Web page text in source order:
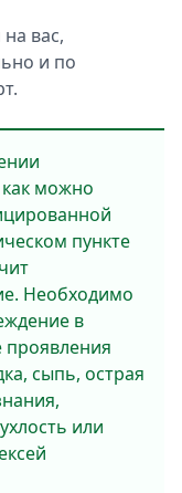
вас,
и по
можно
пункте
Необходимо
в
проявления
сыпь, острая
или